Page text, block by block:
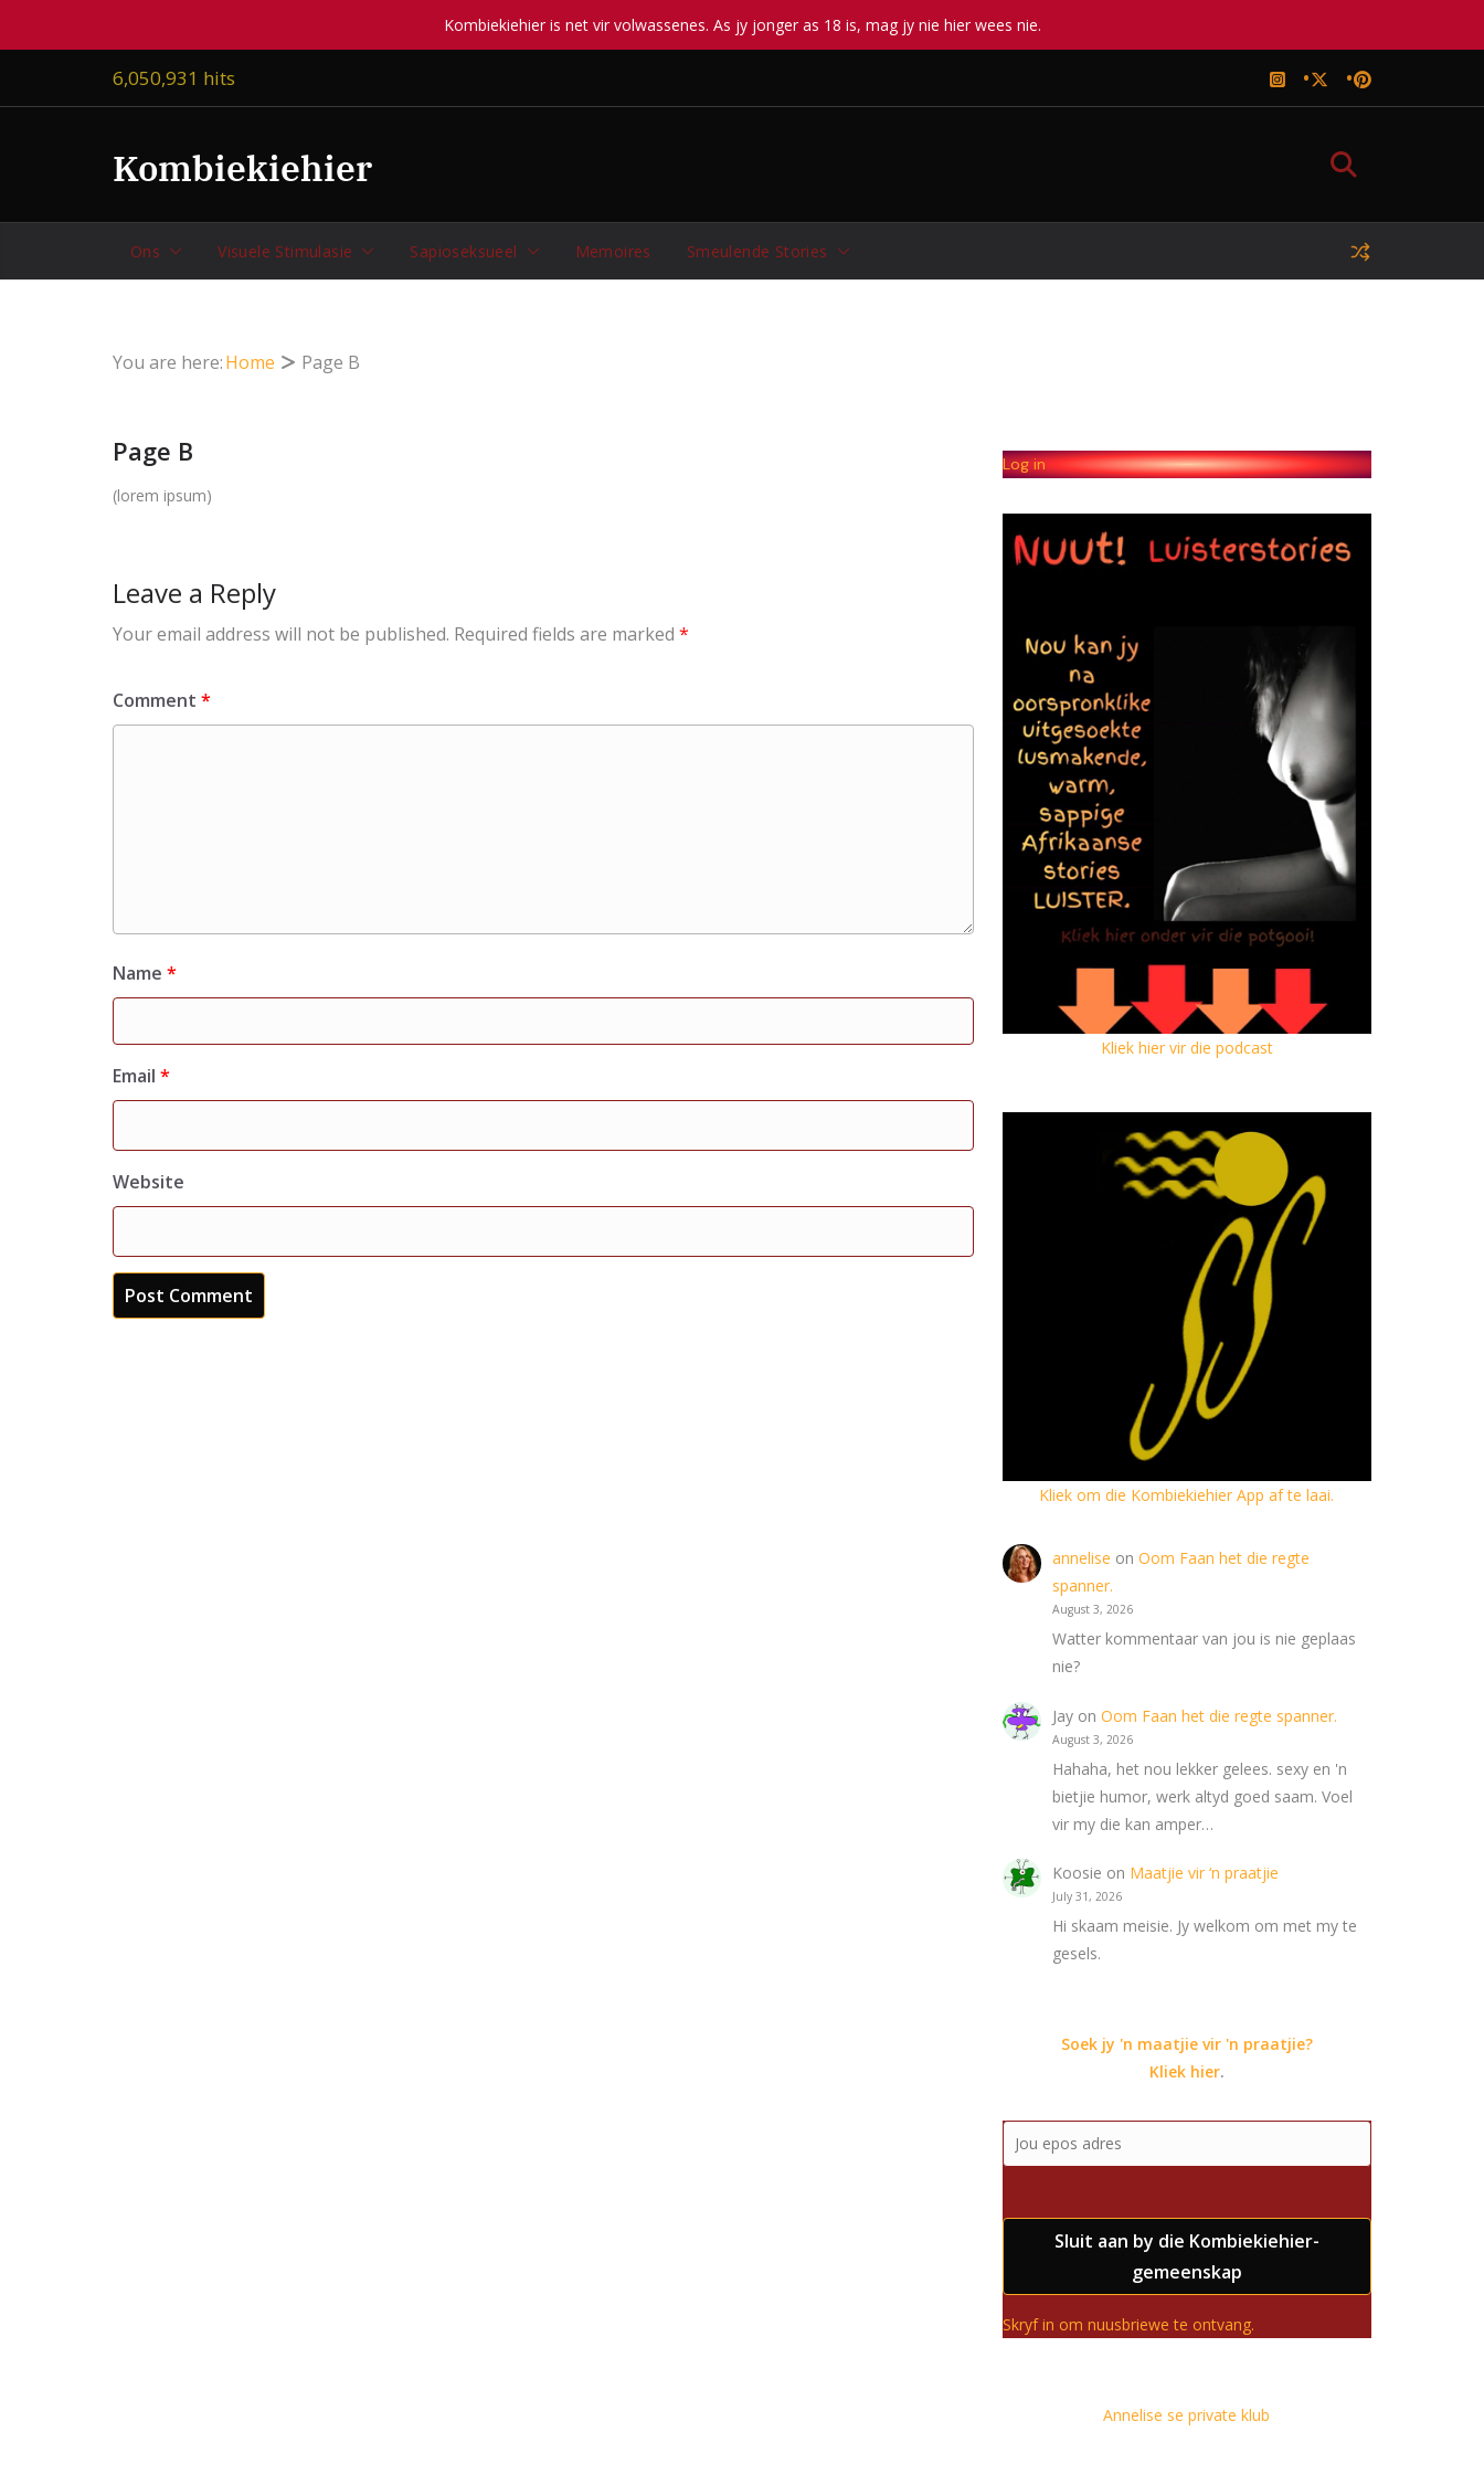
Kombiekiehier is net vir volwassenes. As jy jonger as 18 is, mag jy nie hier wees nie.
6,050,931 hits
Kombiekiehier
Ons Visuele Stimulasie Sapioseksueel Memoires Smeulende Stories
You are here:Home Page B
Page B
(lorem ipsum)
Leave a Reply
Your email address will not be published. Required fields are marked *
Comment *
Name *
Email *
Website
Log in
Kliek hier vir die podcast
Kliek om die Kombiekiehier App af te laai.
annelise onOom Faan het die regte
spanner.
August 3, 2026
Watter kommentaar van jou is nie geplaas
nie?
Jay onOom Faan het die regte spanner.
August 3, 2026
Hahaha, het nou lekker gelees. sexy en 'n
bietjie humor, werk altyd goed saam. Voel
vir my die kan amper…
Koosie on Maatjie vir ‘n praatjie
July 31, 2026
Hi skaam meisie. Jy welkom om met my te
gesels.
Soek jy 'n maatjie vir 'n praatjie?
Kliek hier.
Sluit aan by die Kombiekiehier-
gemeenskap
Skryf in om nuusbriewe te ontvang.
Annelise se private klub